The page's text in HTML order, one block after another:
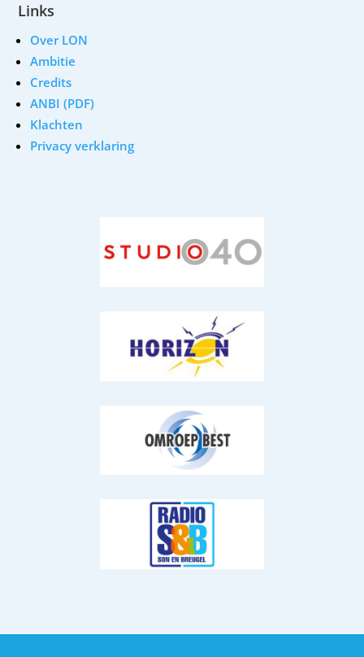
Links
Over LON
Ambitie
Credits
ANBI (PDF)
Klachten
Privacy verklaring